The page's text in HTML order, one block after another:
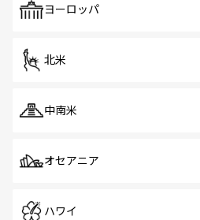
ヨーロッパ
北米
中南米
オセアニア
ハワイ